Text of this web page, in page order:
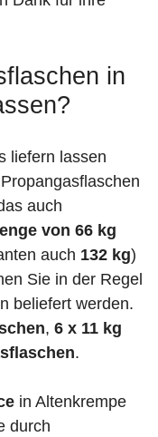
in
liefern lassen
auch
von 66 kg
auch 132 kg)
Sie in der Regel
beliefert werden.
, 6 x 11 kg
.
in Altenkrempe
durch